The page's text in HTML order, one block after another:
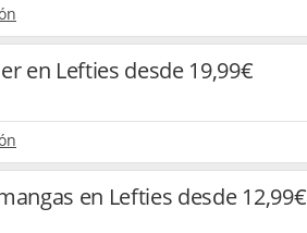
en Lefties desde 19,99€
en Lefties desde 12,99€